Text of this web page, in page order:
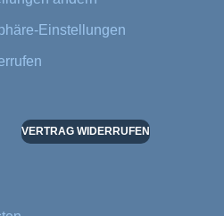
Einstellungen
VERTRAG WIDERRUFEN